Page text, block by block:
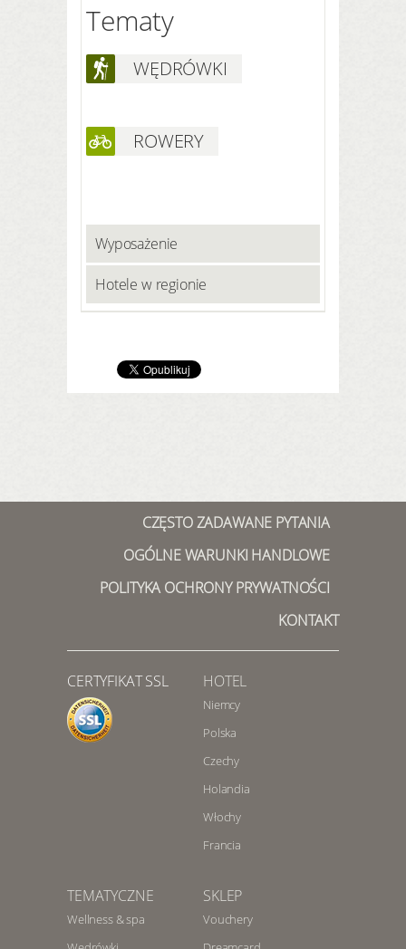
Tematy
WĘDRÓWKI
ROWERY
Wyposażenie
Hotele w regionie
CZĘSTO ZADAWANE PYTANIA
OGÓLNE WARUNKI HANDLOWE
POLITYKA OCHRONY PRYWATNOŚCI
KONTAKT
CERTYFIKAT SSL HOTEL
Niemcy
Polska
Czechy
Holandia
Włochy
Francia
TEMATYCZNE
Wellness & spa
SKLEP
Vouchery